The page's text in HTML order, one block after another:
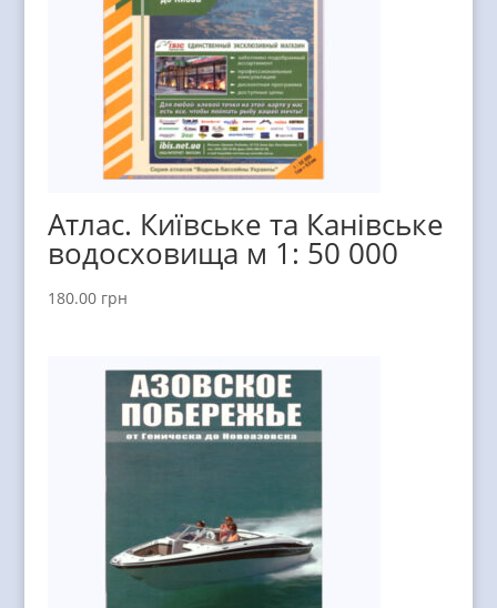
Атлас. Київське та Канівське
водосховища м 1: 50 000
180.00 грн